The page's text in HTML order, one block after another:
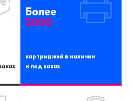
Более
5000
картриджей в наличии
и под заказ